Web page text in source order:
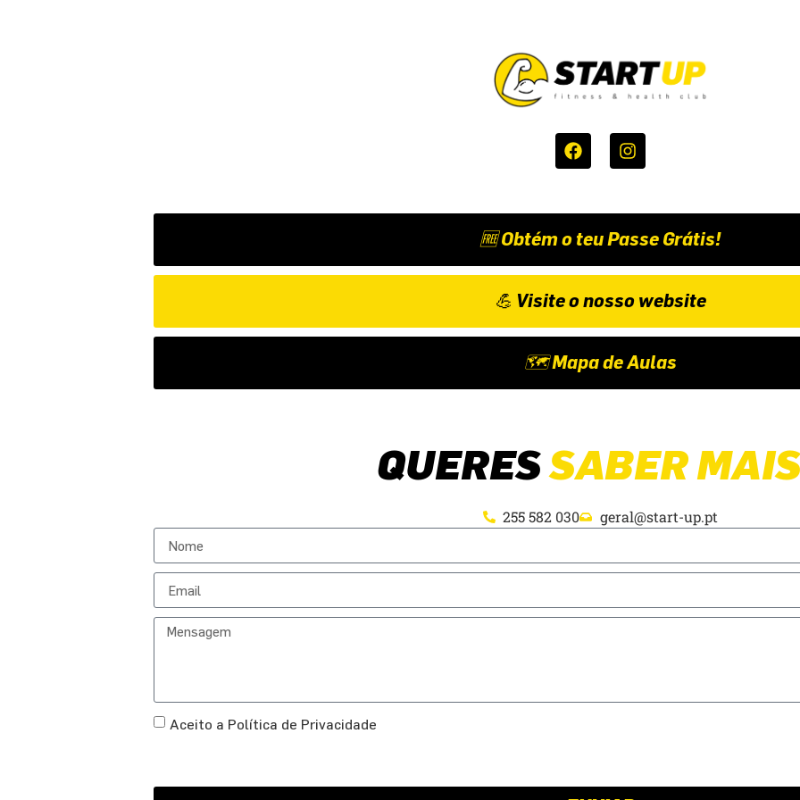
🆓 Obtém o teu Passe Grátis!
💪 Visite o nosso website
🗺️ Mapa de Aulas
QUERESSABER
255 582 030 geral@start-up.pt
Aceito a Política de Privacidade